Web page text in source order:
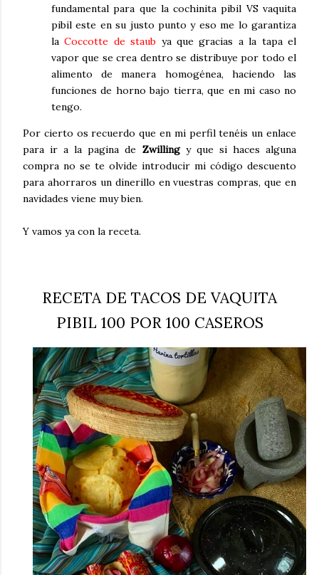
fundamental para que la cochinita pibil VS vaquita
pibil este en su justo punto y eso me lo garantiza
laCoccotte de staub ya que gracias a la tapa el
vapor que se crea dentro se distribuye por todo el
alimento de manera homogénea, haciendo las
funciones de horno bajo tierra, que en mi caso no
tengo.
Por cierto os recuerdo que en mi perfil tenéis un enlace
para ir a la pagina de Zwilling y que si haces alguna
compra no se te olvide introducir mi código descuento
para ahorraros un dinerillo en vuestras compras, que en
navidades viene muy bien.
Y vamos ya con la receta.
RECETA DE TACOS DE VAQUITA
PIBIL 100 POR 100 CASEROS